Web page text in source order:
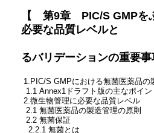
【 第9章 PIC/S GMPを
必要な品質レベルと
製造時
るバリデーションの重要
1.PIC/S GMPにおける無菌医薬品の
1.1 Annex1ドラフト版の主なポイン
2.微生物管理に必要な品質レベル
2.1 無菌医薬品の製造管理の原則
2.2 無菌保証
2.2.1 無菌とは